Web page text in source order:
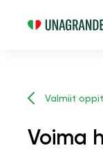
Valmiit
Voima